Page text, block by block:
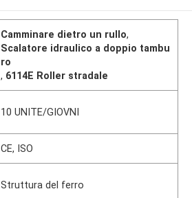
Camminare dietro un rullo,
Scalatore idraulico a doppio tambu
ro
, 6114E Roller stradale
10 UNITE/GIOVNI
CE, ISO
Struttura del ferro